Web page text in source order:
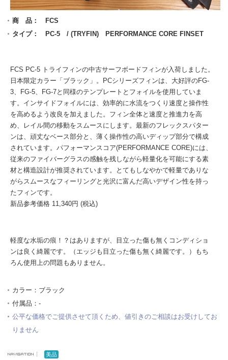
商 品： FCS
タイプ： PC-5 / (TRYFIN) PERFORMANCE CORE FINSET
FCS PC-5 トライフィンの中古サーフボードフィンが入荷しました。
日本限定カラー「ブラック」。PCシリーズフィンは、大好評のFG-
3、FG-5、FG-7と同様のテンプレートとフォイルを使用していま
す。インサイドフォイルには、効率的に水流をつくり速度と操作性
を高めるよう改良を加えました。フィン全体と速度と推進力を高
め、レイル間の移動をスムースにします。最新のフレックスパター
ンは、頑丈なベース部分と、薄く操作性の高いディップ部分で構成
されています。パフォーマンスコア(PERFORMANCE CORE)には、
従来のファイバーグラスの感触を残しながら軽量化を可能にする素
材と構造設計が推奨されています。とてもしなやかで軽量でありな
がらスムースなフィーリングと光沢に富んだ高いデザイン性を持っ
たフィンです。
新品参考価格 11,340円 (税込)
軽度な水垢の痕！？はありますが、目立った傷も無くコンディショ
ンは良く綺麗です。（エッジも目立った傷も無く綺麗です。）もち
ろん使用上の問題もありません。
カラー：ブラック
付属品：-
公平な価格でご提供させて頂くため、値引きのご相談はお受けしてお
りません
美品